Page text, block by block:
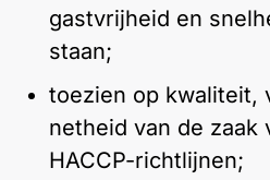
gastvrijheid en
staan;
toezien op kwaliteit,
netheid van de zaak
HACCP-richtlijnen;